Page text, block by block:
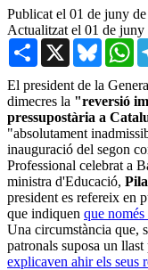
Publicat el 01 de juny
Actualitzat el 01 de juny
Share X Bluesky
El president de la
dimecres la "reversió
pressupostària a
"absolutament
inauguració del segon
Professional celebrat a
ministra d'Educació,
president es refereix en
que indiquen que
Una circumstància que,
patronals suposa un
explicaven ahir els seus